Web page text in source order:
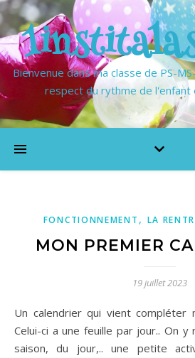
Bienvenue dans ma classe de PS-
respect du rythme de
FONCTIONNEMENT , LA
MON PREMIER
19 juillet 2023
Un calendrier qui vient compléter ma poutre du temps..
Celui-ci a une feuille par jour.. On
saison, du jour,.. une petite